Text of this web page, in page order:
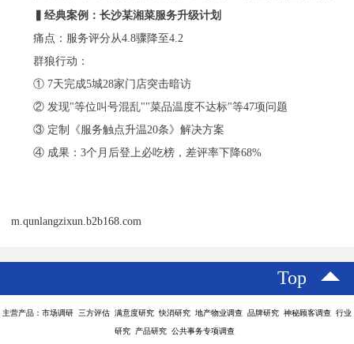
▍经典案例：长沙某湘菜服务升级计划
痛点：服务评分从4.8骤降至4.2
群狼行动：
① 7天完成5城28家门店突击暗访
②发现"等位叫号混乱""菜品温度不达标"等47项问题
③ 定制《服务触点升温20条》解决方案
④ 成果：3个月后登上必吃榜，差评率下降68%
m.qunlangzixun.b2b168.com
Top
主营产品：市场调研 三方评估 满意度研究 快消研究 地产物业调查 品牌研究 神秘顾客调查 行业
研究 产品研究 公共事务专项调查